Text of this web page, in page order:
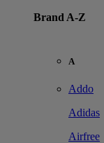
Brand A-Z
A
Addo
Adidas
Airfree